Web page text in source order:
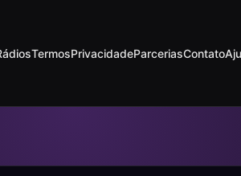
TermosPrivacidadeParceriasContato